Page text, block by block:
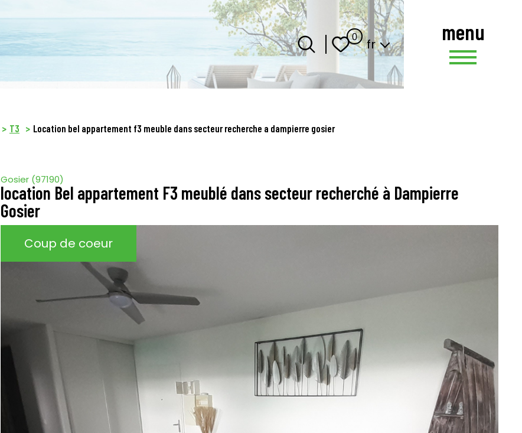
menu
0 Langue
fr
T3 Location bel appartement f3 meuble dans secteur recherche a dampierre gosier
Gosier (97190)
location Bel appartement F3 meublé dans secteur recherché à Dampierre
Gosier
Coup de coeur